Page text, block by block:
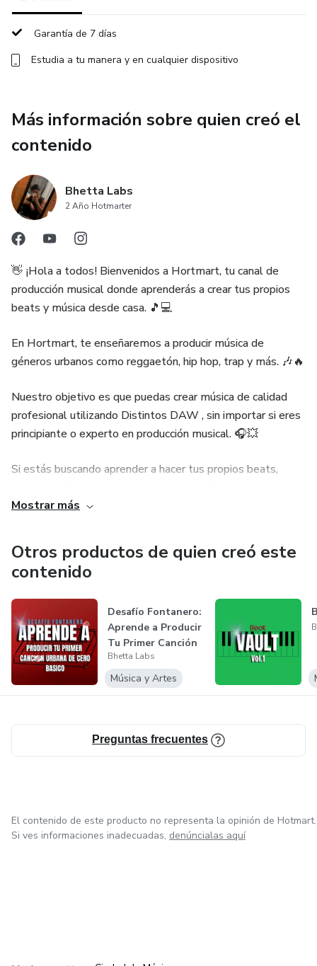
“Desbloquea tu Inicio” forma parte del universo educativo
del curso principal Desbloquea tu Flow, y funciona como
Un producto de alta conversión, fácil de consumir y
perfecto para el mercado de habla hispana.
Garantía de 7 días
Estudia a tu manera y en cualquier dispositivo
Más información sobre quien creó el
contenido
Bhetta Labs
2 Año Hotmarter
👋 ¡Hola a todos! Bienvenidos a Hortmart, tu canal de
producción musical donde aprenderás a crear tus propios
beats y música desde casa. 🎵💻
En Hortmart, te enseñaremos a producir música de
géneros urbanos como reggaetón, hip hop, trap y más. 🎶🔥
Nuestro objetivo es que puedas crear música de calidad
profesional utilizando Distintos DAW , sin importar si eres
principiante o experto en producción musical. 🎧💥
Si estás buscando aprender a hacer tus propios beats,
comunidad y descubre todo lo que Hortmart tiene para
Mostrar más
Otros productos de quien creó este
contenido
Desafío Fontanero:
Aprende a Producir
Tu Primer Canción
Urba...
Bhetta Labs
Música y Artes
Preguntas frecuentes
El contenido de este producto no representa la opinión de Hotmart.
Si ves informaciones inadecuadas, denúncialas aquí